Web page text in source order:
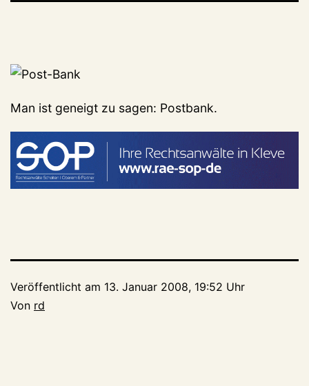
Man ist geneigt zu sagen: Postbank.
Veröffentlicht am 13. Januar 2008, 19:52 Uhr
Von rd